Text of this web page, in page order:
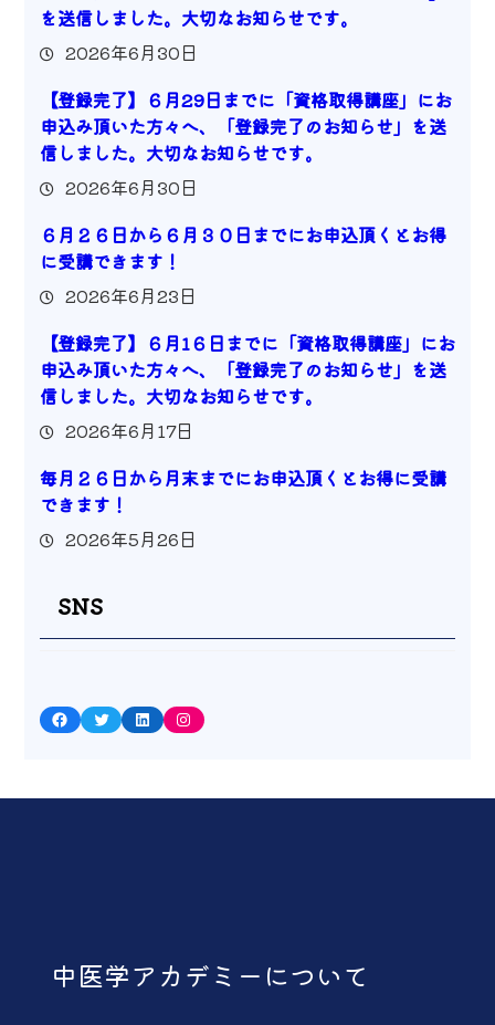
を送信しました。大切なお知らせです。
2026年6月30日
【登録完了】６月29日までに「資格取得講座」にお
申込み頂いた方々へ、「登録完了のお知らせ」を送
信しました。大切なお知らせです。
2026年6月30日
６月２６日から６月３０日までにお申込頂くとお得
に受講できます！
2026年6月23日
【登録完了】６月1６日までに「資格取得講座」にお
申込み頂いた方々へ、「登録完了のお知らせ」を送
信しました。大切なお知らせです。
2026年6月17日
毎月２６日から月末までにお申込頂くとお得に受講
できます！
2026年5月26日
SNS
Facebook Twitter LinkedIn Instagram
中医学アカデミーについて